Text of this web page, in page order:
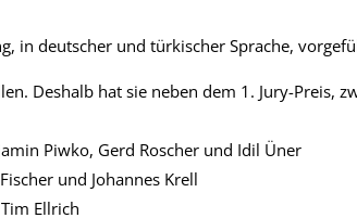
in deutscher und türkischer Sprache,
Deshalb hat sie neben dem 1. Jury-Preis,
Piwko, Gerd Roscher und Idil Üner
und Johannes Krell
Ellrich